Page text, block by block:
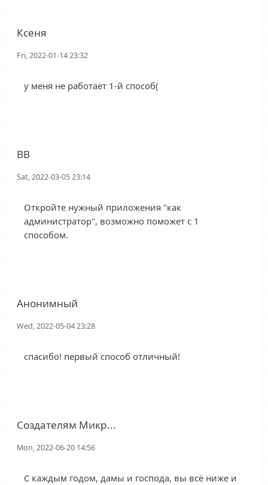
Ксеня
Fri, 2022-01-14 23:32
у меня не работает 1-й способ(
ВВ
Sat, 2022-03-05 23:14
Откройте нужный приложения "как
администратор", возможно поможет с 1
способом.
Анонимный
Wed, 2022-05-04 23:28
спасибо! первый способ отличный!
Создателям Микр...
Mon, 2022-06-20 14:56
С каждым годом, дамы и господа, вы всё ниже и